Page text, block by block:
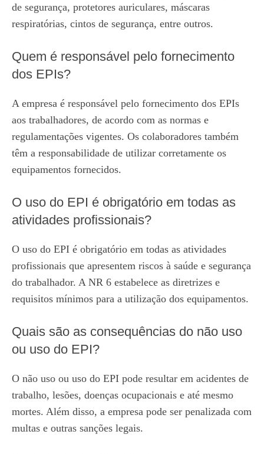
de segurança, protetores auriculares, máscaras
respiratórias, cintos de segurança, entre outros.
Quem é responsável pelo fornecimento
dos EPIs?
A empresa é responsável pelo fornecimento dos EPIs
aos trabalhadores, de acordo com as normas e
regulamentações vigentes. Os colaboradores também
têm a responsabilidade de utilizar corretamente os
equipamentos fornecidos.
O uso do EPI é obrigatório em todas as
atividades profissionais?
O uso do EPI é obrigatório em todas as atividades
profissionais que apresentem riscos à saúde e segurança
do trabalhador. A NR 6 estabelece as diretrizes e
requisitos mínimos para a utilização dos equipamentos.
Quais são as consequências do não uso
ou uso do EPI?
O não uso ou uso do EPI pode resultar em acidentes de
trabalho, lesões, doenças ocupacionais e até mesmo
mortes. Além disso, a empresa pode ser penalizada com
multas e outras sanções legais.